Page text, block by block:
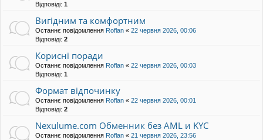
Відповіді: 1
Вигідним та комфортним
Останнє повідомлення Roflan « 22 червня 2026, 00:06
Відповіді: 2
Корисні поради
Останнє повідомлення Roflan « 22 червня 2026, 00:03
Відповіді: 1
Формат відпочинку
Останнє повідомлення Roflan « 22 червня 2026, 00:01
Відповіді: 2
Nexulume.com Обменник без AML и KYC
Останнє повідомлення Roflan « 21 червня 2026, 23:56